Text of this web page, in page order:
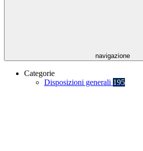
navigazione
Categorie
Disposizioni generali 195